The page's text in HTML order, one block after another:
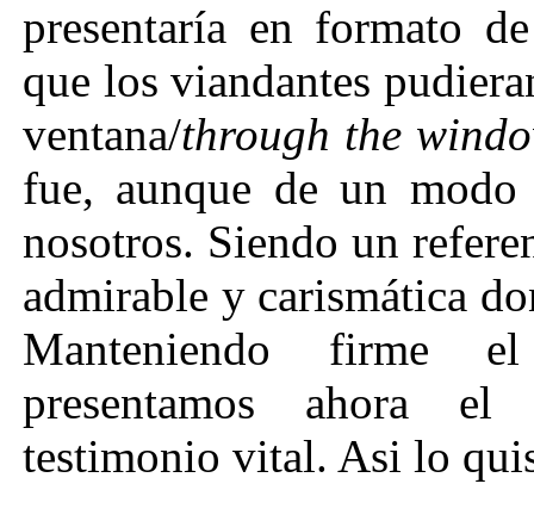
presentaría en formato
que los viandantes
ventana/through the
fue, aunque de un
nosotros. Siendo un
admirable y carismática
Manteniendo firme
presentamos ahora
testimonio vital. Asi lo